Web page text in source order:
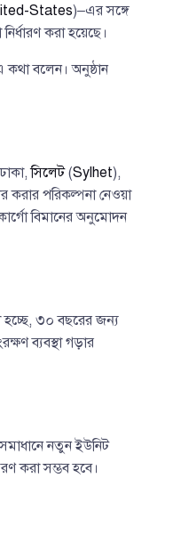
States)–এর সঙ্গে
করা হয়েছে।
বলেন। অনুষ্ঠান
সিলেট(Sylhet),
করার পরিকল্পনা নেওয়া
বিমানের অনুমোদন
হচ্ছে, ৩০ বছরের জন্য
ব্যবস্থা গড়ার
নতুন ইউনিট
করা সম্ভব হবে।